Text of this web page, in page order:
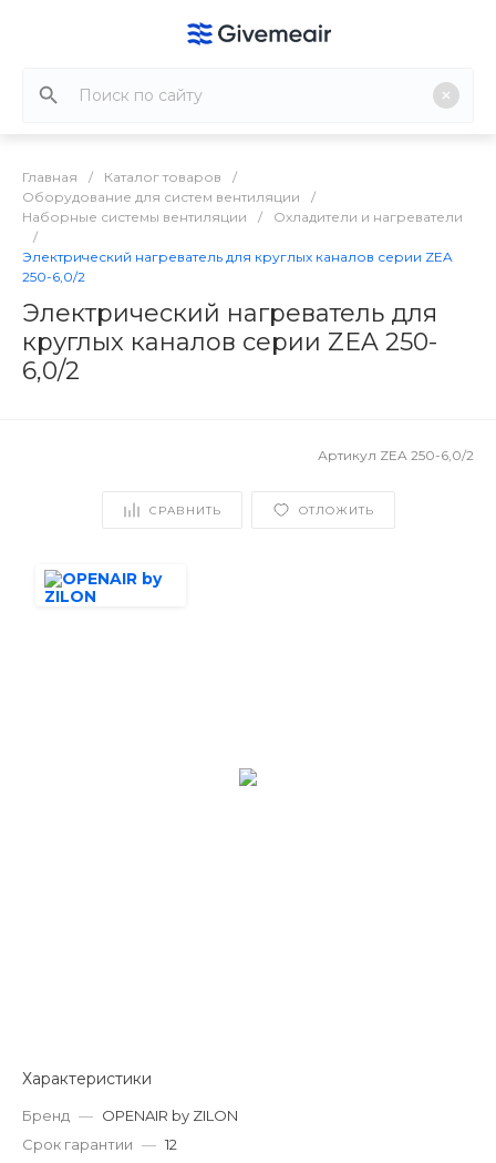
Главная / Каталог товаров
/
Оборудование для систем вентиляции
/
Наборные системы вентиляции
/
Охладители и нагреватели
/
Электрический нагреватель для круглых каналов серии ZEA
250-6,0/2
Электрический нагреватель для
круглых каналов серии ZEA 250-
6,0/2
Артикул ZEA 250-6,0/2
СРАВНИТЬ ОТЛОЖИТЬ
Характеристики
Бренд — OPENAIR by ZILON
Срок гарантии — 12